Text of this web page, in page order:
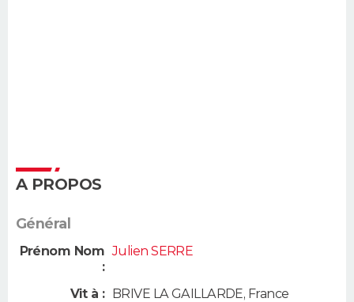
A PROPOS
Général
Prénom Nom
:
Julien SERRE
Vit à : BRIVE LA GAILLARDE, France